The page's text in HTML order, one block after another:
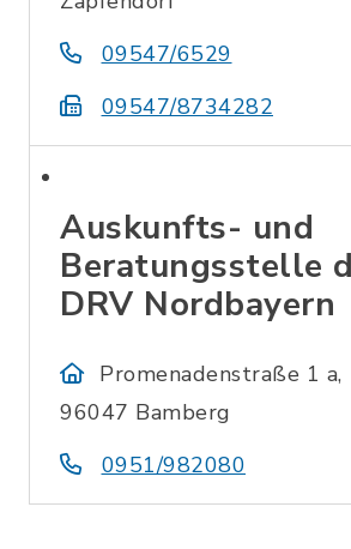
09547/6529
09547/8734282
Auskunfts- und
Beratungsstelle
DRV Nordbayern
Promenadenstraße 1 a,
96047 Bamberg
0951/982080